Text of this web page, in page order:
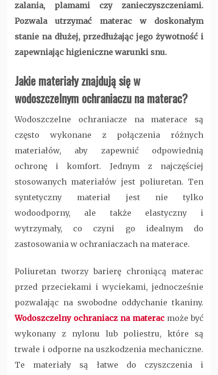
zalania, plamami czy zanieczyszczeniami.
Pozwala utrzymać materac w doskonałym
stanie na dłużej, przedłużając jego żywotność i
zapewniając higieniczne warunki snu.
Jakie materiały znajdują się w
wodoszczelnym ochraniaczu na materac?
Wodoszczelne ochraniacze na materace są
często wykonane z połączenia różnych
materiałów, aby zapewnić odpowiednią
ochronę i komfort. Jednym z najczęściej
stosowanych materiałów jest poliuretan. Ten
syntetyczny materiał jest nie tylko
wodoodporny, ale także elastyczny i
wytrzymały, co czyni go idealnym do
zastosowania w ochraniaczach na materace.
Poliuretan tworzy barierę chroniącą materac
przed przeciekami i wyciekami, jednocześnie
pozwalając na swobodne oddychanie tkaniny.
Wodoszczelny ochraniacz na materac może być
wykonany z nylonu lub poliestru, które są
trwałe i odporne na uszkodzenia mechaniczne.
Te materiały są łatwe do czyszczenia i